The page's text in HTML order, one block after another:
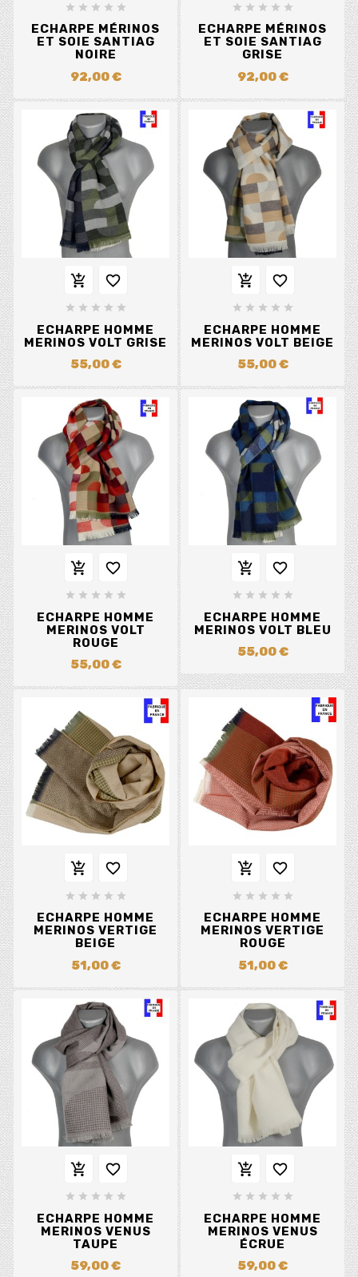
    
ECHARPE MÉRINOS
ET SOIE SANTIAG
NOIRE
92,00 €
    
ECHARPE MÉRINOS
ET SOIE SANTIAG
GRISE
92,00 €
 
    
ECHARPE HOMME
MERINOS VOLT GRISE
55,00 €
 
    
ECHARPE HOMME
MERINOS VOLT BEIGE
55,00 €
 
    
ECHARPE HOMME
MERINOS VOLT
ROUGE
55,00 €
 
    
ECHARPE HOMME
MERINOS VOLT BLEU
55,00 €
 
    
ECHARPE HOMME
MERINOS VERTIGE
BEIGE
51,00 €
 
    
ECHARPE HOMME
MERINOS VERTIGE
ROUGE
51,00 €
 
    
ECHARPE HOMME
MERINOS VENUS
TAUPE
59,00 €
 
    
ECHARPE HOMME
MERINOS VENUS
ÉCRUE
59,00 €